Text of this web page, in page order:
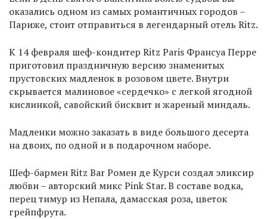
оказались одном из самых романтичных городов –
Париже, стоит отправиться в легендарный отель Ritz.
К 14 февраля шеф-кондитер Ritz Paris Франсуа Перре
приготовил праздничную версию знаменитых
прустовских мадленок в розовом цвете. Внутри
скрывается малиновое «сердечко» с легкой ягодной
кислинкой, савойский бисквит и жареный миндаль.
Мадленки можно заказать в виде большого десерта
на двоих, по одной и в подарочном наборе.
Шеф-бармен Ritz Bar Ромен де Курси создал эликсир
любви – авторский микс Pink Star. В составе водка,
перец тимур из Непала, дамасская роза, цветок
грейпфрута.